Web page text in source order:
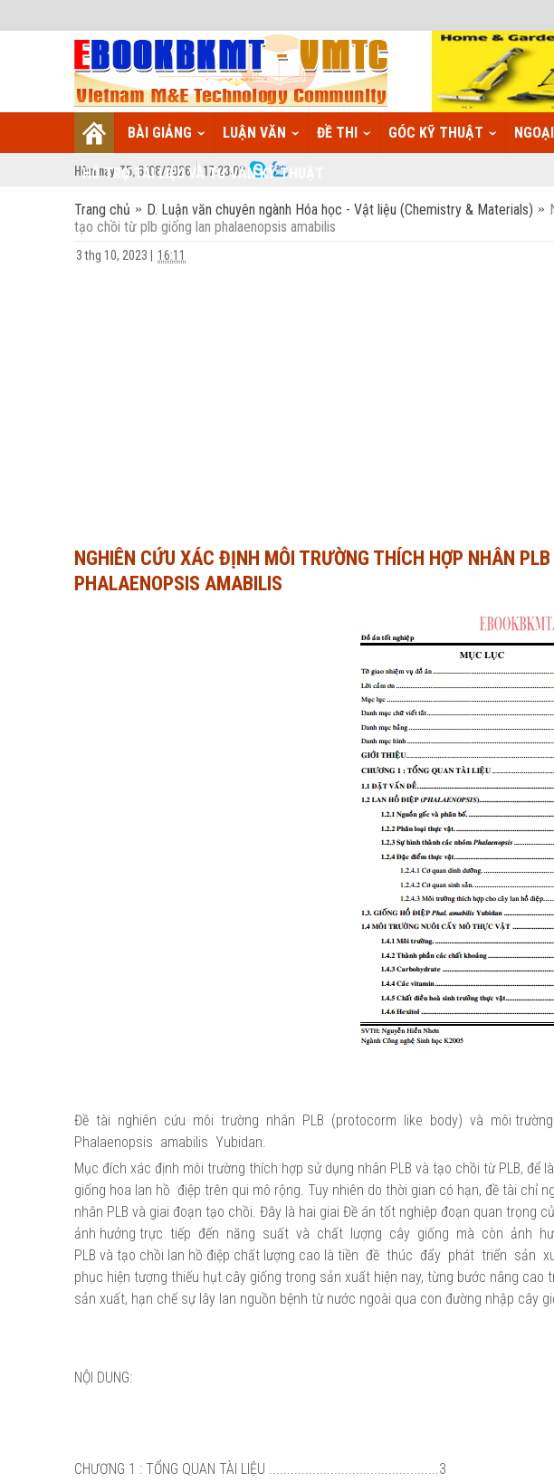
BÀI GIẢNG LUẬN VĂN ĐỀ THI GÓC KỸ THUẬT
HỖ TRỢ TÀI LIỆU VÀ TƯ VẤN KỸ THUẬT
Hôm nay: T5, 6/08/2026 17:23:03
Trang chủ D. Luận văn chuyên ngành Hóa học - Vật liệu (Chemistry & Materials)
tạo chồi từ plb giống lan phalaenopsis amabilis
3 thg 10, 2023 16:11
NGHIÊN CỨU XÁC ĐỊNH MÔI TRƯỜNG THÍCH HỢP NHÂN
PHALAENOPSIS AMABILIS
Đề tài nghiên cứu môi trường nhân PLB (protocorm like body) và môi
Phalaenopsis amabilis Yubidan.
Mục đích xác định môi trường thích hợp sử dụng nhân PLB và tạo chồi từ PLB,
giống hoa lan hồ điệp trên qui mô rộng. Tuy nhiên do thời gian có hạn, đề tài chỉ
nhân PLB và giai đoạn tạo chồi. Đây là hai giai Đề án tốt nghiệp đoạn quan trọng
ảnh hưởng trực tiếp đến năng suất và chất lượng cây giống mà còn ảnh
PLB và tạo chồi lan hồ điệp chất lượng cao là tiền đề thúc đẩy phát triển
phục hiện tượng thiếu hụt cây giống trong sản xuất hiện nay, từng bước nâng
sản xuất, hạn chế sự lây lan nguồn bệnh từ nước ngoài qua con đường nhập cây
NỘI DUNG:
CHƯƠNG 1 : TỔNG QUAN TÀI LIỆU ...............................................3